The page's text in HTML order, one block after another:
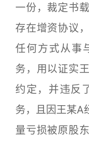
一份，裁定书
存在增资协议
任何方式从事
务，用以证实
约定，并违反
务，且因王某A
量亏损被原股